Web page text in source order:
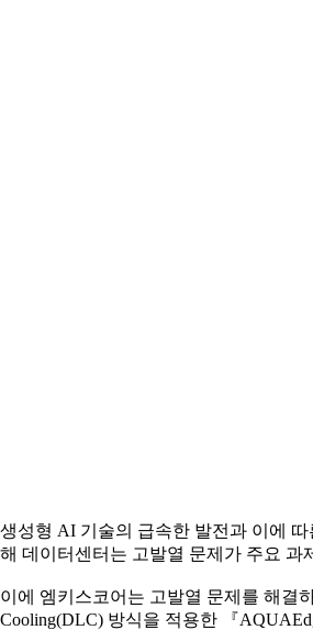
생성형 AI 기술의 급속한 발전과 이에 따
해 데이터센터는 고발열 문제가 주요 과
이에 엠키스코어는 고발열 문제를 해결
Cooling(DLC) 방식을 적용한 『